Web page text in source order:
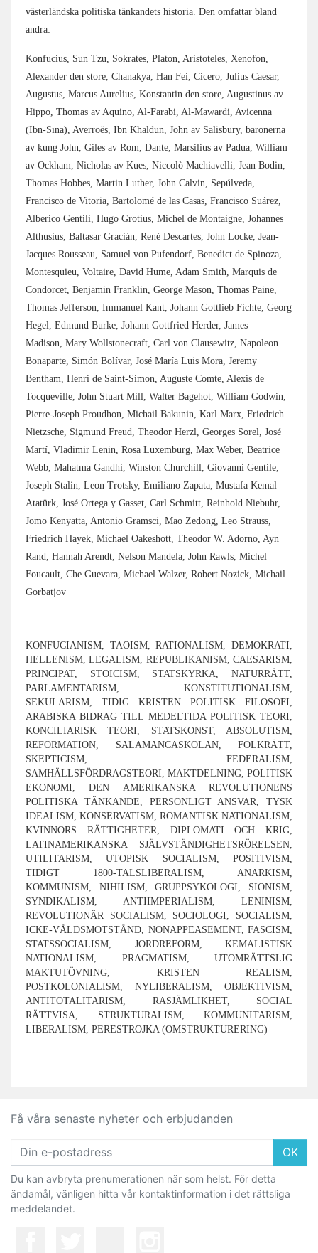
västerländska politiska tänkandets historia. Den omfattar bland
andra:
Konfucius, Sun Tzu, Sokrates, Platon, Aristoteles, Xenofon,
Alexander den store, Chanakya, Han Fei, Cicero, Julius Caesar,
Augustus, Marcus Aurelius, Konstantin den store, Augustinus av
Hippo, Thomas av Aquino, Al-Farabi, Al-Mawardi, Avicenna
(Ibn-Sīnā), Averroës, Ibn Khaldun, John av Salisbury, baronerna
av kung John, Giles av Rom, Dante, Marsilius av Padua, William
av Ockham, Nicholas av Kues, Niccolò Machiavelli, Jean Bodin,
Thomas Hobbes, Martin Luther, John Calvin, Sepúlveda,
Francisco de Vitoria, Bartolomé de las Casas, Francisco Suárez,
Alberico Gentili, Hugo Grotius, Michel de Montaigne, Johannes
Althusius, Baltasar Gracián, René Descartes, John Locke, Jean-
Jacques Rousseau, Samuel von Pufendorf, Benedict de Spinoza,
Montesquieu, Voltaire, David Hume, Adam Smith, Marquis de
Condorcet, Benjamin Franklin, George Mason, Thomas Paine,
Thomas Jefferson, Immanuel Kant, Johann Gottlieb Fichte, Georg
Hegel, Edmund Burke, Johann Gottfried Herder, James
Madison, Mary Wollstonecraft, Carl von Clausewitz, Napoleon
Bonaparte, Simón Bolívar, José María Luis Mora, Jeremy
Bentham, Henri de Saint-Simon, Auguste Comte, Alexis de
Tocqueville, John Stuart Mill, Walter Bagehot, William Godwin,
Pierre-Joseph Proudhon, Michail Bakunin, Karl Marx, Friedrich
Nietzsche, Sigmund Freud, Theodor Herzl, Georges Sorel, José
Martí, Vladimir Lenin, Rosa Luxemburg, Max Weber, Beatrice
Webb, Mahatma Gandhi, Winston Churchill, Giovanni Gentile,
Joseph Stalin, Leon Trotsky, Emiliano Zapata, Mustafa Kemal
Atatürk, José Ortega y Gasset, Carl Schmitt, Reinhold Niebuhr,
Jomo Kenyatta, Antonio Gramsci, Mao Zedong, Leo Strauss,
Friedrich Hayek, Michael Oakeshott, Theodor W. Adorno, Ayn
Rand, Hannah Arendt, Nelson Mandela, John Rawls, Michel
Foucault, Che Guevara, Michael Walzer, Robert Nozick, Michail
Gorbatjov
KONFUCIANISM, TAOISM, RATIONALISM, DEMOKRATI,
HELLENISM, LEGALISM, REPUBLIKANISM, CAESARISM,
PRINCIPAT, STOICISM, STATSKYRKA, NATURRÄTT,
PARLAMENTARISM, KONSTITUTIONALISM,
SEKULARISM, TIDIG KRISTEN POLITISK FILOSOFI,
ARABISKA BIDRAG TILL MEDELTIDA POLITISK TEORI,
KONCILIARISK TEORI, STATSKONST, ABSOLUTISM,
REFORMATION, SALAMANCASKOLAN, FOLKRÄTT,
SKEPTICISM, FEDERALISM,
SAMHÄLLSFÖRDRAGSTEORI, MAKTDELNING, POLITISK
EKONOMI, DEN AMERIKANSKA REVOLUTIONENS
POLITISKA TÄNKANDE, PERSONLIGT ANSVAR, TYSK
IDEALISM, KONSERVATISM, ROMANTISK NATIONALISM,
KVINNORS RÄTTIGHETER, DIPLOMATI OCH KRIG,
LATINAMERIKANSKA SJÄLVSTÄNDIGHETSRÖRELSEN,
UTILITARISM, UTOPISK SOCIALISM, POSITIVISM,
TIDIGT 1800-TALSLIBERALISM, ANARKISM,
KOMMUNISM, NIHILISM, GRUPPSYKOLOGI, SIONISM,
SYNDIKALISM, ANTIIMPERIALISM, LENINISM,
REVOLUTIONÄR SOCIALISM, SOCIOLOGI, SOCIALISM,
ICKE-VÅLDSMOTSTÅND, NONAPPEASEMENT, FASCISM,
STATSSOCIALISM, JORDREFORM, KEMALISTISK
NATIONALISM, PRAGMATISM, UTOMRÄTTSLIG
MAKTUTÖVNING, KRISTEN REALISM,
POSTKOLONIALISM, NYLIBERALISM, OBJEKTIVISM,
ANTITOTALITARISM, RASJÄMLIKHET, SOCIAL
RÄTTVISA, STRUKTURALISM, KOMMUNITARISM,
LIBERALISM, PERESTROJKA (OMSTRUKTURERING)
Få våra senaste nyheter och erbjudanden
OK
Du kan avbryta prenumerationen när som helst. För detta
ändamål, vänligen hitta vår kontaktinformation i det rättsliga
meddelandet.